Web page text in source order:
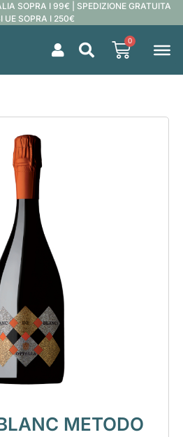
SOPRA I 99€ | SPEDIZIONE GRATUITA
UE SOPRA I 250€
0
METODO